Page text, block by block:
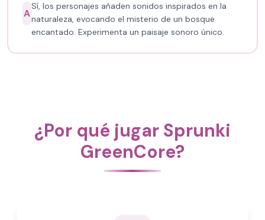
A
Sí, los personajes añaden sonidos inspirados en la
naturaleza, evocando el misterio de un bosque
encantado. Experimenta un paisaje sonoro único.
¿Por qué jugar Sprunki
GreenCore?